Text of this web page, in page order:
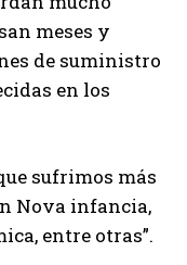
meses y
de suministro
en los
sufrimos más
Nova infancia,
entre otras”.